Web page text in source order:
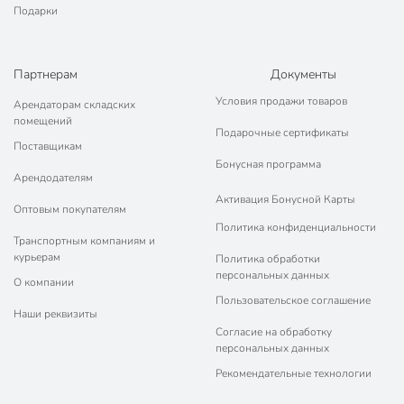
нашем интернет-магазине в Ельце по низким ценам и с
Техническая информация
Количество в наборе, шт
1 шт
0.6 л
Бренд
Борисовская
Россия
Коллекция
Борисовская
керамика
Карнавал
для
посудомоечной
машины
Подарки
Партнерам
Арендаторам складских
помещений
Поставщикам
Арендодателям
Оптовым покупателям
Транспортным компаниям и
курьерам
О компании
Наши реквизиты
Документы
Условия продажи товаров
Подарочные сертификаты
Бонусная программа
Активация Бонусной Карты
Политика конфиденциальности
Политика обработки
персональных данных
Пользовательское соглашение
Согласие на обработку
персональных данных
Рекомендательные технологии